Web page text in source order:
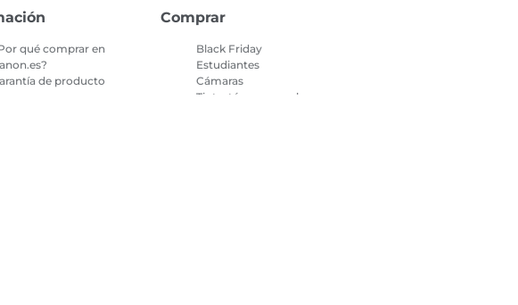
qué comprar en
de producto
seguras en
Comprar
Black Friday
Estudiantes
Cámaras
Tinta, tóner y papel